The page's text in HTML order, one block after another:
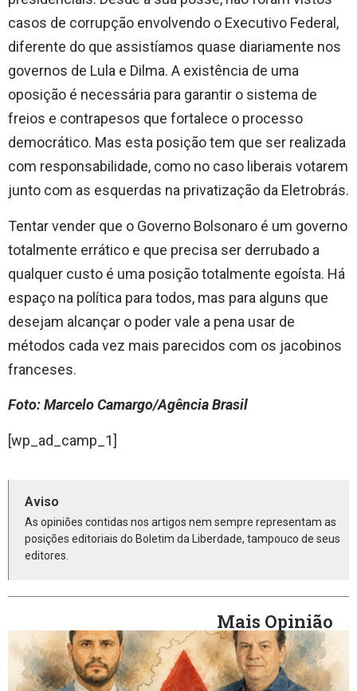
casos de corrupção envolvendo o Executivo Federal,
diferente do que assistíamos quase diariamente nos
governos de Lula e Dilma. A existência de uma
oposição é necessária para garantir o sistema de
freios e contrapesos que fortalece o processo
democrático. Mas esta posição tem que ser realizada
com responsabilidade, como no caso liberais votarem
junto com as esquerdas na privatização da Eletrobrás.
Tentar vender que o Governo Bolsonaro é um governo
totalmente errático e que precisa ser derrubado a
qualquer custo é uma posição totalmente egoísta. Há
espaço na política para todos, mas para alguns que
desejam alcançar o poder vale a pena usar de
métodos cada vez mais parecidos com os jacobinos
franceses.
Foto: Marcelo Camargo/Agência Brasil
[wp_ad_camp_1]
Aviso
As opiniões contidas nos artigos nem sempre representam as
posições editoriais do Boletim da Liberdade, tampouco de seus
editores.
Mais Opinião